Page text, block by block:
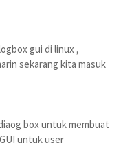
gui di linux ,
sekarang kita masuk
box untuk membuat
untuk user